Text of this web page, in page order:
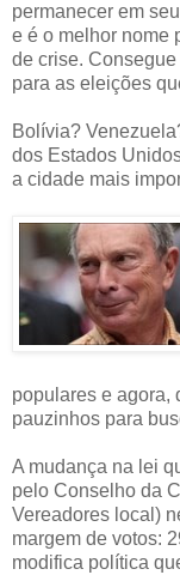
permanecer em
e é o melhor nome
de crise.
para as eleições
Bolívia?
dos Estados
a cidade mais
populares e agora,
pauzinhos para
A mudança na lei
pelo Conselho da
Vereadores local)
margem de votos:
modifica política